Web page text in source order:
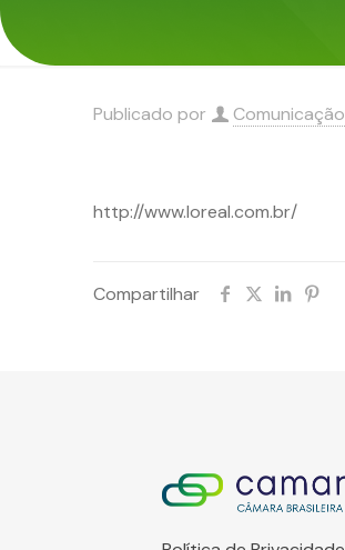
Publicado por Comunicação
http://www.loreal.com.br/
Compartilhar